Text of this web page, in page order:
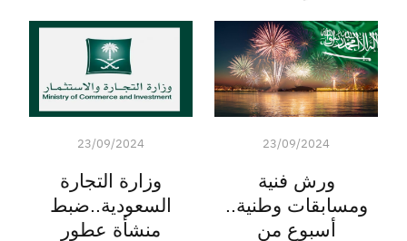
23/09/2024
ورش فنية
ومسابقات وطنية..
أسبوع من
23/09/2024
وزارة التجارة
السعودية..ضبط
منشأة عطور